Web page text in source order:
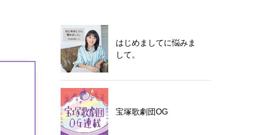
はじめましてに悩みま
して。
宝塚歌劇団OG